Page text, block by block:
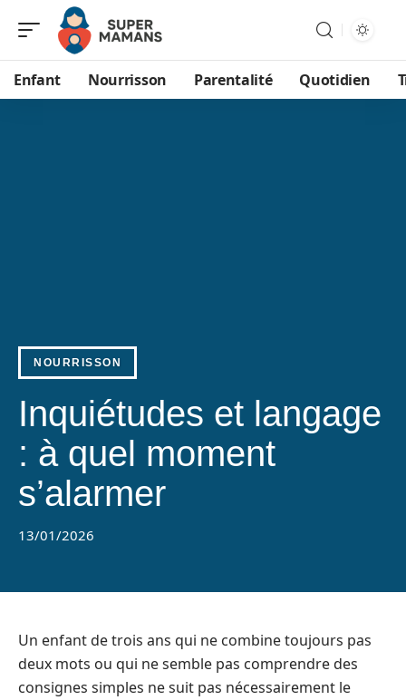
Enfant Nourrisson Parentalité Quotidien
NOURRISSON
Inquiétudes et langage
: à quel moment
s’alarmer
13/01/2026
Un enfant de trois ans qui ne combine toujours pas
deux mots ou qui ne semble pas comprendre des
consignes simples ne suit pas nécessairement le